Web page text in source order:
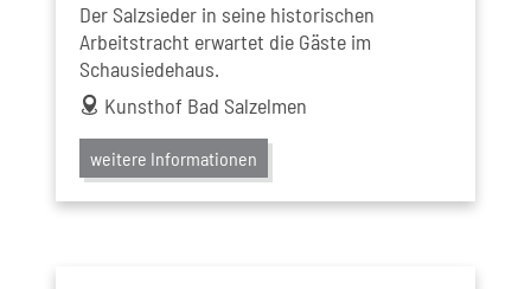
Der Salzsieder in seine historischen
Arbeitstracht erwartet die Gäste im
Schausiedehaus.
address
Kunsthof Bad Salzelmen
weitere Informationen